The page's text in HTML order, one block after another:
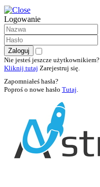
Logowanie
Nie jesteś jeszcze użytkownikiem?
Kliknij tutaj Zarejestruj się.
Zapomniałeś hasła?
Poproś o nowe hasło Tutaj.